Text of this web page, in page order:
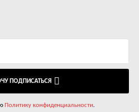
ПОДПИСАТЬСЯ
Политику конфиденциальности.